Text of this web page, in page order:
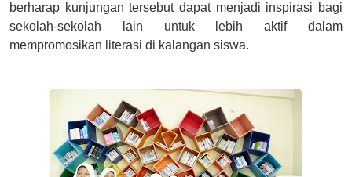
berharap kunjungan tersebut dapat menjadi inspirasi bagi
sekolah-sekolah lain untuk lebih aktif dalam
mempromosikan literasi di kalangan siswa.